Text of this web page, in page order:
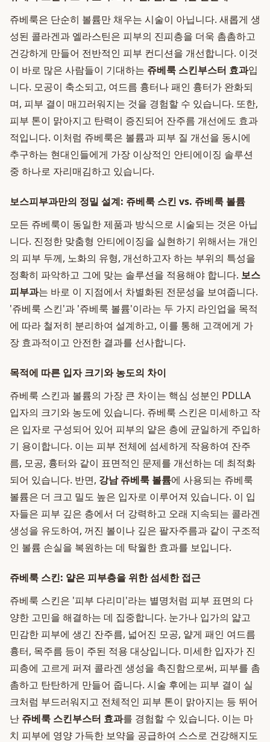
쥬베룩은 단순히 볼륨만 채우는 시술이 아닙니다. 새롭게 생
성된 콜라겐과 엘라스틴은 피부의 진피층을 더욱 촘촘하고
건강하게 만들어 전반적인 피부 컨디션을 개선합니다. 이것
이 바로 많은 사람들이 기대하는 쥬베룩 스킨부스터 효과입
니다. 모공이 축소되고, 여드름 흉터나 패인 흉터가 완화되
며, 피부 결이 매끄러워지는 것을 경험할 수 있습니다. 또한,
피부 톤이 맑아지고 탄력이 증진되어 잔주름 개선에도 효과
적입니다. 이처럼 쥬베룩은 볼륨과 피부 질 개선을 동시에
추구하는 현대인들에게 가장 이상적인 안티에이징 솔루션
중 하나로 자리매김하고 있습니다.
보스피부과만의 정밀 설계: 쥬베룩 스킨 vs. 쥬베룩 볼륨
모든 쥬베룩이 동일한 제품과 방식으로 시술되는 것은 아닙
니다. 진정한 맞춤형 안티에이징을 실현하기 위해서는 개인
의 피부 두께, 노화의 유형, 개선하고자 하는 부위의 특성을
정확히 파악하고 그에 맞는 솔루션을 적용해야 합니다. 보스
피부과는 바로 이 지점에서 차별화된 전문성을 보여줍니다.
'쥬베룩 스킨'과 '쥬베룩 볼륨'이라는 두 가지 라인업을 목적
에 따라 철저히 분리하여 설계하고, 이를 통해 고객에게 가
장 효과적이고 안전한 결과를 선사합니다.
목적에 따른 입자 크기와 농도의 차이
쥬베룩 스킨과 볼륨의 가장 큰 차이는 핵심 성분인 PDLLA
입자의 크기와 농도에 있습니다. 쥬베룩 스킨은 미세하고 작
은 입자로 구성되어 있어 피부의 얕은 층에 균일하게 주입하
기 용이합니다. 이는 피부 전체에 섬세하게 작용하여 잔주
름, 모공, 흉터와 같이 표면적인 문제를 개선하는 데 최적화
되어 있습니다. 반면, 강남 쥬베룩 볼륨에 사용되는 쥬베룩
볼륨은 더 크고 밀도 높은 입자로 이루어져 있습니다. 이 입
자들은 피부 깊은 층에서 더 강력하고 오래 지속되는 콜라겐
생성을 유도하여, 꺼진 볼이나 깊은 팔자주름과 같이 구조적
인 볼륨 손실을 복원하는 데 탁월한 효과를 보입니다.
쥬베룩 스킨: 얕은 피부층을 위한 섬세한 접근
쥬베룩 스킨은 '피부 다리미'라는 별명처럼 피부 표면의 다
양한 고민을 해결하는 데 집중합니다. 눈가나 입가의 얇고
민감한 피부에 생긴 잔주름, 넓어진 모공, 얕게 패인 여드름
흉터, 목주름 등이 주된 적용 대상입니다. 미세한 입자가 진
피층에 고르게 퍼져 콜라겐 생성을 촉진함으로써, 피부를 촘
촘하고 탄탄하게 만들어 줍니다. 시술 후에는 피부 결이 실
크처럼 부드러워지고 전체적인 피부 톤이 맑아지는 등 뛰어
난 쥬베룩 스킨부스터 효과를 경험할 수 있습니다. 이는 마
치 피부에 영양 가득한 보약을 공급하여 스스로 건강해지도